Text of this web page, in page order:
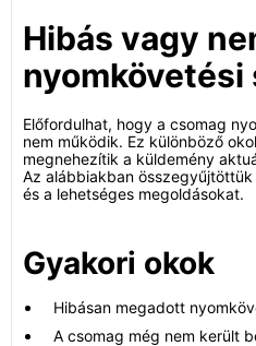
Hibás vagy
nyomkövetési
Előfordulhat, hogy a csomag
nem működik. Ez különböző
megnehezítik a küldemény
Az alábbiakban
és a lehetséges megoldásokat.
Gyakori okok
Hibásan megadott
A csomag még nem került